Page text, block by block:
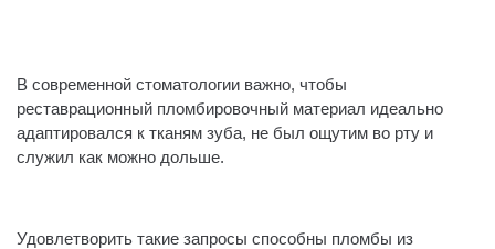
В современной стоматологии важно, чтобы
реставрационный пломбировочный материал идеально
адаптировался к тканям зуба, не был ощутим во рту и
служил как можно дольше.
Удовлетворить такие запросы способны пломбы из